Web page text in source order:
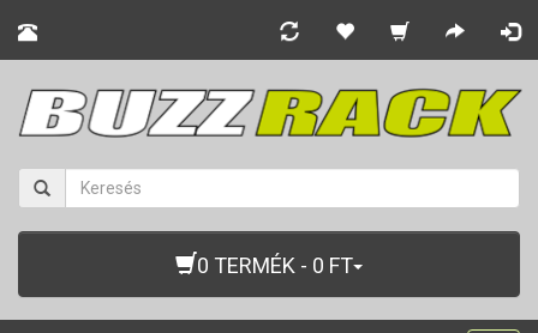
0 TERMÉK - 0 FT